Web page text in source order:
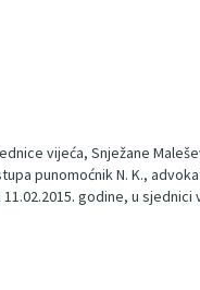
vijeća, Snježane
punomoćnik N. K.,
godine, u sjednici